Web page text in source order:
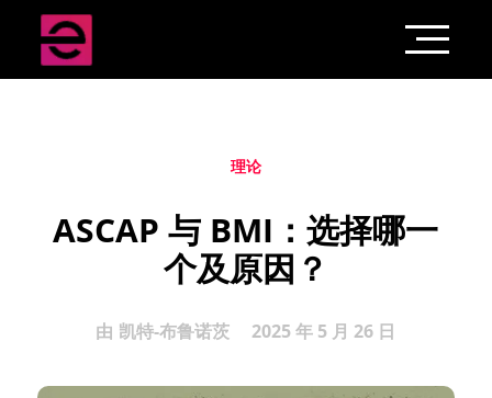
理论
ASCAP 与 BMI：选择哪一
个及原因？
由 凯特-布鲁诺茨 2025 年 5 月 26 日